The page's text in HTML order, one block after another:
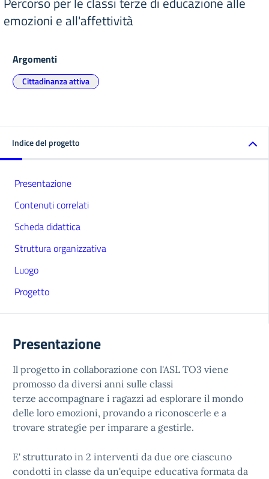
emozioni e all'affettività
Argomenti
Cittadinanza attiva
Indice del progetto
Presentazione
Contenuti correlati
Scheda didattica
Struttura organizzativa
Luogo
Progetto
Presentazione
Il progetto in collaborazione con l'ASL TO3 viene
promosso da diversi anni sulle classi
terze accompagnare i ragazzi ad esplorare il mondo
delle loro emozioni, provando a riconoscerle e a
trovare strategie per imparare a gestirle.
E' strutturato in 2 interventi da due ore ciascuno
condotti in classe da un'equipe educativa formata da